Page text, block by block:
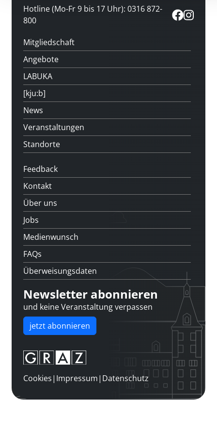
Hotline (Mo-Fr 9 bis 17 Uhr): 0316 872-
800
Mitgliedschaft
Angebote
LABUKA
[kju:b]
News
Veranstaltungen
Standorte
Feedback
Kontakt
Über uns
Jobs
Medienwunsch
FAQs
Überweisungsdaten
Newsletter abonnieren
und keine Veranstaltung verpassen
jetzt abonnieren
Cookies| Impressum| Datenschutz